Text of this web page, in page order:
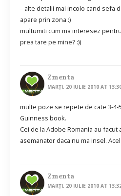
– alte detalii mai incolo cand sefa
apare prin zona :)
multumiti cum ma interesez
prea tare pe mine? :))
Zmenta
MARȚI, 20 IULIE 2010 AT
multe poze se repete de cate 3-4-
Guinness book.
Cei de la Adobe Romania au
asemanator daca nu ma insel.
Zmenta
MARȚI, 20 IULIE 2010 AT